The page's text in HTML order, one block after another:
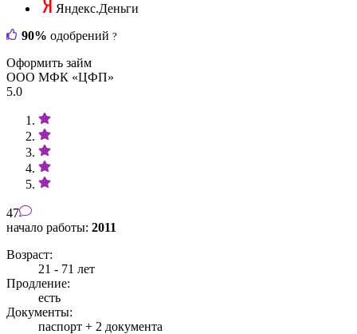
Яндекс.Деньги
90% одобрений ?
Оформить займ
ООО МФК «ЦФП»
5.0
47
начало работы: 2011
Возраст:
21 - 71 лет
Продление:
есть
Документы:
паспорт + 2 документа